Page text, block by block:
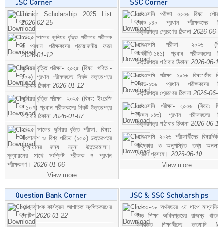
Junior Scholarship 2025 List
2026-02-25
২০২৫ সালের জুনিয়র বৃত্তি পরীক্ষার পরীক্ষক
ও প্রধান পরীক্ষকদের প্রয়োজনীয় ফরম
2026-01-12
জুনিয়র বৃত্তি পরীক্ষা- ২০২৫ (বিষয়: গণিত -
১০৯) প্রধান পরীক্ষকদের নিকট উত্তরপত্র
পাঠাবার ঠিকানা 2026-01-12
জুনিয়র বৃত্তি পরীক্ষা- ২০২৫ (বিষয়: ইংরেজি
- ১০৭) প্রধান পরীক্ষকদের নিকট উত্তরপত্র
পাঠাবার ঠিকানা 2026-01-07
২০২৫ সালের জুনিয়র বৃত্তি পরীক্ষা, বিষয়:
বাংলাদেশ ও বিশ্ব পরিচয় (১৫০) উত্তরপত্র
মূল্যায়নের জন্য নমুনা উত্তরমালা।
মূল্যায়নের সাথে সংশ্লিষ্ট পরীক্ষক ও প্রধান
পরীক্ষকগণ। 2026-01-06
View more
এসএসসি পরীক্ষা ২০২৬ বিষয়:
কোড-১৪০ প্রধান পরীক্ষকদের
উত্তরপত্র প্রেরণের ঠিকানা 2026-
এসএসসি পরীক্ষা- ২০২৬
অর্থনীতি-১৪১) প্রধান পরীক্ষকদের
উত্তরপত্র পাঠাবার ঠিকানা 2026-06-
এসএসসি পরীক্ষা ২০২৬ বিষয়:জীব
কোড-১৩৮ প্রধান পরীক্ষকদের
উত্তরপত্র প্রেরণের ঠিকানা 2026-
এসএসসি পরীক্ষা- ২০২৬ (বিষয়ঃ
বিজ্ঞান-১৪৬) প্রধান পরীক্ষকদের
উত্তরপত্র পাঠাবার ঠিকানা 2026-06-
এসএসসি ২০২৬ পরীক্ষার্থীদের
বহিষ্কার ও অনুপস্থিত তথ্য
প্রেরণ প্রসঙ্গে। 2026-06-10
View more
প্রশ্নব্যাংক কার্যক্রম আপাতত স্থগিতকরণের
নোটিশ 2020-01-22
২০২৫-২৬ অর্থবছরে ২য় ধাপে
উচ্চ শিক্ষা অধিদপ্তরের রাজস্ব
উপবৃত্তি শিক্ষার্থীদের তত্যাদি